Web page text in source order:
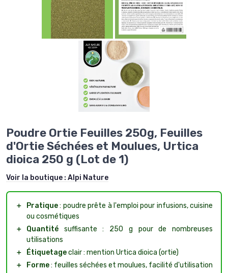
Poudre Ortie Feuilles 250g, Feuilles
d'Ortie Séchées et Moulues, Urtica
dioica 250 g (Lot de 1)
Voir la boutique : Alpi Nature
＋ Pratique: poudre prête à l'emploi pour infusions, cuisine
ou cosmétiques
＋
Quantité suffisante : 250 g pour de nombreuses
utilisations
＋
Étiquetageclair : mention Urtica dioica (ortie)
＋
Forme: feuilles séchées et moulues, facilité d'utilisation